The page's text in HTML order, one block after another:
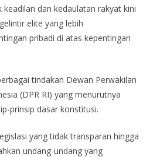
dan kedaulatan rakyat kini
elite yang lebih
pribadi di atas kepentingan
tindakan Dewan Perwakilan
(DPR RI) yang menurutnya
prinsip dasar konstitusi.
yang tidak transparan hingga
undang-undang yang